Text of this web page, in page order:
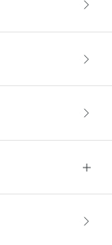
イクに仕上がり〜